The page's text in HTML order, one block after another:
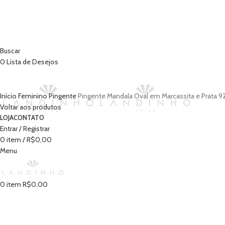
Buscar
0 Lista de Desejos
LOJACONTATO
Entrar / Registrar
0 item /R$0,00
Menu
0 item R$0,00
Início FemininoPingentePingente Mandala Oval em Marcassita e Prata
Voltar aos produtos